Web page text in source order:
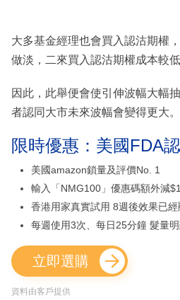
大多基金經理也會買入認沽期權
做淡，二來買入認沽期權成本較低
因此，此舉便會使引伸波幅大幅
者認同大市未來波幅會變得更大。
限時優惠：美國FDA
美國amazon鎖量及評價No. 1
輸入「NMG100」優惠碼額外減
香港用家真實試用 8週後效果已經
每週使用3次、每日25分鐘 髮量
立即選購
資料由客戶提供